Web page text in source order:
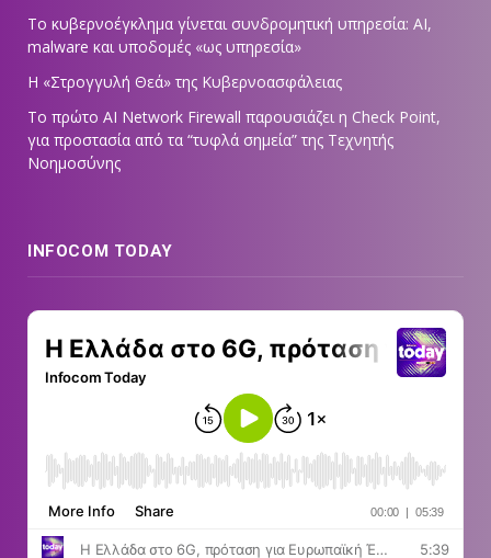
Το κυβερνοέγκλημα γίνεται συνδρομητική υπηρεσία: AI,
malware και υποδομές «ως υπηρεσία»
Η «Στρογγυλή Θεά» της Κυβερνοασφάλειας
Tο πρώτο AI Network Firewall παρουσιάζει η Check Point,
για προστασία από τα “τυφλά σημεία” της Τεχνητής
Νοημοσύνης
INFOCOM TODAY